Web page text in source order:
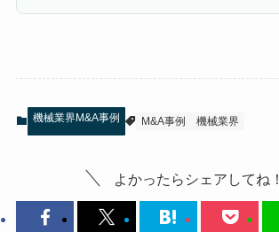
機械業界M&A事例 M&A事例 機械業界
よかったらシェアしてね！